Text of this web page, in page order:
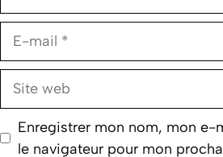
E-
Site
Enregistrer mon nom, mon e-
le navigateur pour mon